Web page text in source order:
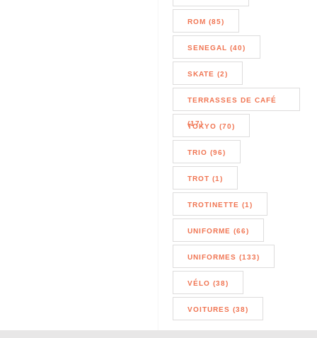
ROM (85)
SENEGAL (40)
SKATE (2)
TERRASSES DE CAFÉ
(17)
TOKYO (70)
TRIO (96)
TROT (1)
TROTINETTE (1)
UNIFORME (66)
UNIFORMES (133)
VÉLO (38)
VOITURES (38)